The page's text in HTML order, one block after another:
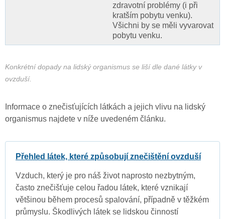
zdravotní problémy (i při
kratším pobytu venku).
Všichni by se měli vyvarovat
pobytu venku.
Konkrétní dopady na lidský organismus se liší dle dané látky v
ovzduší.
Informace o znečisťujících látkách a jejich vlivu na lidský
organismus najdete v níže uvedeném článku.
Přehled látek, které způsobují znečištění ovzduší
Vzduch, který je pro náš život naprosto nezbytným,
často znečišťuje celou řadou látek, které vznikají
většinou během procesů spalování, případně v těžkém
průmyslu. Škodlivých látek se lidskou činností